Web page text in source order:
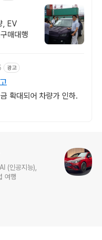
, EV
매대행
광고
확대되어 차량가 인하.
인공지능),
여행